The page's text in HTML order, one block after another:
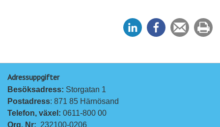
e
e
Tipsa
en
ut
Adressuppgifter
Besöksadress: Storgatan 1
Postadress: 871 85 Härnösand
Telefon, växel: 0611-800 00
Org. Nr: 232100-0206